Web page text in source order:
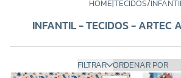
HOME|TECIDOS/
INFANTIL - TECIDOS - ARTEC
FILTRAR